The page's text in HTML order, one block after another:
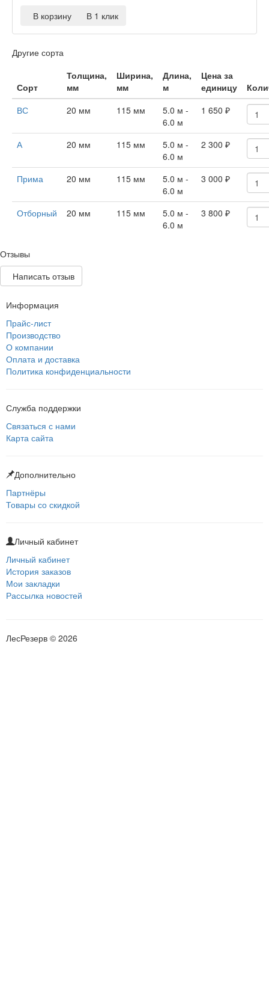
В корзину
В 1 клик
Другие сорта
Сорт
Толщина,
мм
Ширина,
мм
Длина,
м
Цена за
единицу
ВС
20 мм 115 мм
5.0 м -
6.0 м
1 650 ₽
А 20 мм 115 мм
5.0 м -
6.0 м
2 300 ₽
Прима 20 мм 115 мм
5.0 м -
6.0 м
3 000 ₽
Отборный 20 мм 115 мм
5.0 м -
6.0 м
3 800 ₽
Отзывы
Написать отзыв
Информация
Прайс-лист
Производство
О компании
Оплата и доставка
Политика конфиденциальности
Служба поддержки
Связаться с нами
Карта сайта
Дополнительно
Партнёры
Товары со скидкой
Личный кабинет
Личный кабинет
История заказов
Мои закладки
Рассылка новостей
ЛесРезерв © 2026